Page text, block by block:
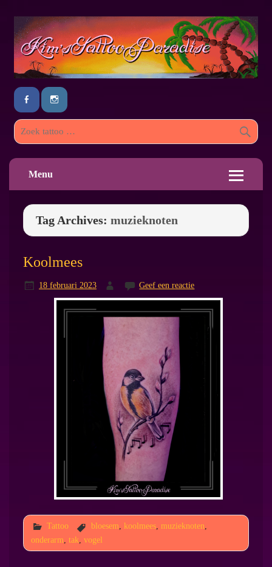
Menu
Tag Archives: muzieknoten
Koolmees
18 februari 2023 Geef een reactie
Tattoo bloesem koolmees, muzieknoten
onderarm tak vogel